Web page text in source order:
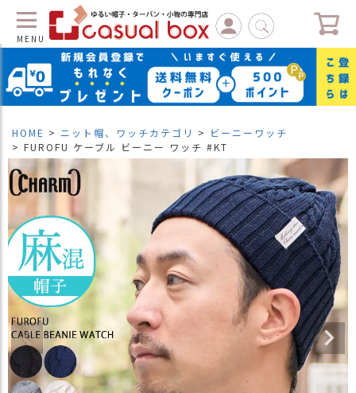
MENU
マ
イ
ー
ジ
新
規
員
登
録
）
HOME ニット帽、ワッチカテゴリ
ビーニーワッチ
FUROFU ケーブル ビーニー ワッチ #KT